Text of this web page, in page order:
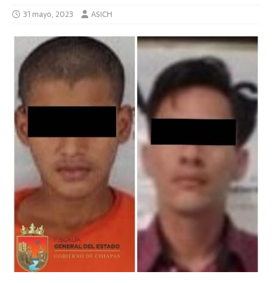
31 mayo, 2023 ASICH